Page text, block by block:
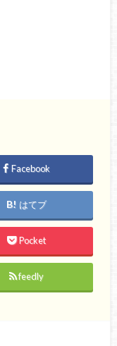
Facebook
はてブ
Pocket
feedly